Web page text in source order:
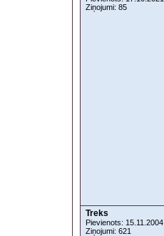
Ziņojumi: 85
Treks
Pievienots: 15.11.2004
Ziņojumi: 621